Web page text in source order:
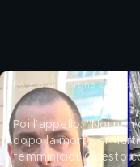
Lo zio di Martina
Poi l’appello: "Noi
dopo la morte di
femminicidi. Questo